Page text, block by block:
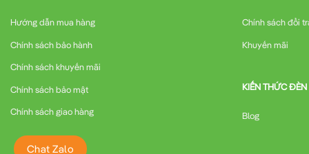
Hướng dẫn mua hàng
Chính sách bảo hành
Chính sách khuyến mãi
Chính sách bảo mật
Chính sách giao hàng
Chính sách đổi
Khuyến mãi
KIẾN THỨC ĐÈN
Blog
Chat Zalo